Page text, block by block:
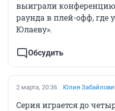
выиграли
раунда в плей-офф, где
Юлаеву».
Обсудить
2 марта, 20:36 Юлия
Серия играется до